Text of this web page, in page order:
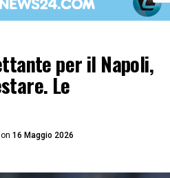
per il Napoli,
Le
on 16 Maggio 2026